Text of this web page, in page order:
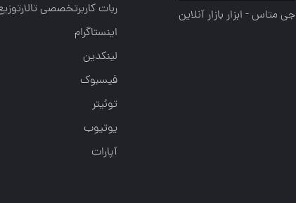
جی متاس - ابزار بازار آنلاین
ربات کاربرتخصصی
اینستاگرام
لینکدین
فیسبوک
توئیتر
یوتیوب
آپارات